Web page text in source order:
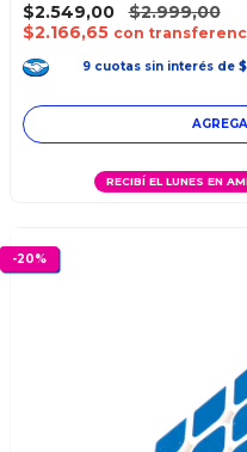
$2.549,00
$2.999,00
$2.166,65 con
9 cuotas sin interés de
RECIBÍ EL LUNES EN
-20%